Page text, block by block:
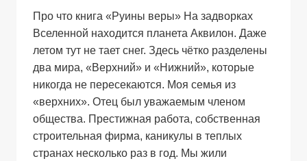
Про что книга «Руины веры» На задворках
Вселенной находится планета Аквилон. Даже
летом тут не тает снег. Здесь чётко разделены
два мира, «Верхний» и «Нижний», которые
никогда не пересекаются. Моя семья из
«верхних». Отец был уважаемым членом
общества. Престижная работа, собственная
строительная фирма, каникулы в теплых
странах несколько раз в год. Мы жили